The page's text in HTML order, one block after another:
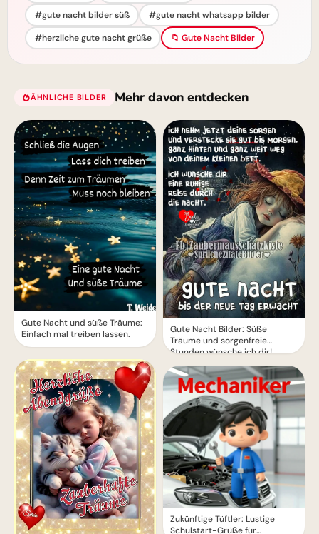
#gute nacht bilder süß
#gute nacht whatsapp bilder
#herzliche gute nacht grüße
📁 Gute Nacht Bilder
ÄHNLICHE BILDER Mehr davon entdecken
Gute Nacht und süße Träume:
Einfach mal treiben lassen.
Gute Nacht Bilder: Süße
Träume und sorgenfreie
Stunden wünsche ich dir!
Zukünftige Tüftler: Lustige
Schulstart-Grüße für